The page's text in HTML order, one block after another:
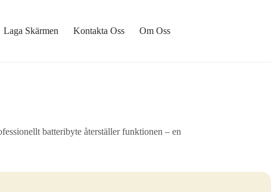
Laga Skärmen Kontakta Oss Om Oss
batteribyte återställer funktionen – en